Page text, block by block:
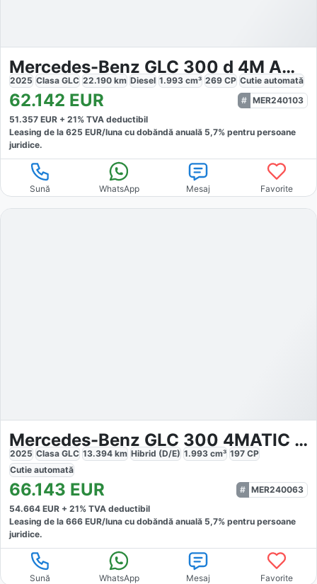
Mercedes-Benz GLC 300 d 4M AMG
2025 Clasa GLC 22.190 km Diesel 1.993 cm³ 269 CP Cutie automată
62.142 EUR
MER240103
51.357 EUR + 21% TVA deductibil
Leasing de la 625 EUR/luna cu dobăndă anuală 5,7% pentru persoane
juridice.
Sună WhatsApp Mesaj Favorite
Mercedes-Benz GLC 300 4MATIC AMG
2025 Clasa GLC 13.394 km Hibrid (D/E) 1.993 cm³ 197 CP
Cutie automată
66.143 EUR
MER240063
54.664 EUR + 21% TVA deductibil
Leasing de la 666 EUR/luna cu dobăndă anuală 5,7% pentru persoane
juridice.
Sună WhatsApp Mesaj Favorite